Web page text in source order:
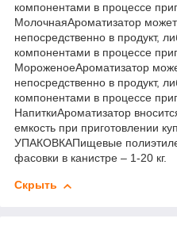
компонентами в процессе
МолочнаяАроматизатор
непосредственно в продукт,
компонентами в процессе
МороженоеАроматизатор
непосредственно в продукт,
компонентами в процессе
НапиткиАроматизатор
емкость при приготовлении
УПАКОВКАПищевые
фасовки в канистре – 1-20 кг.
Скрыть